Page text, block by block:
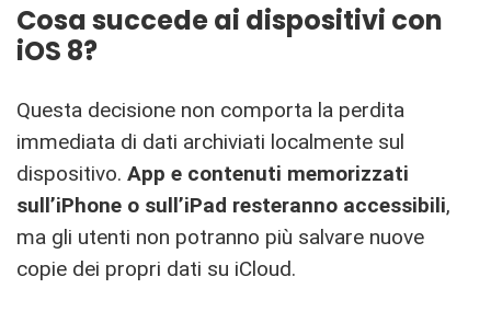
Cosa succede ai dispositivi con
iOS 8?
Questa decisione non comporta la perdita
immediata di dati archiviati localmente sul
dispositivo. App e contenuti memorizzati
sull’iPhone o sull’iPad resteranno accessibili,
ma gli utenti non potranno più salvare nuove
copie dei propri dati su iCloud.